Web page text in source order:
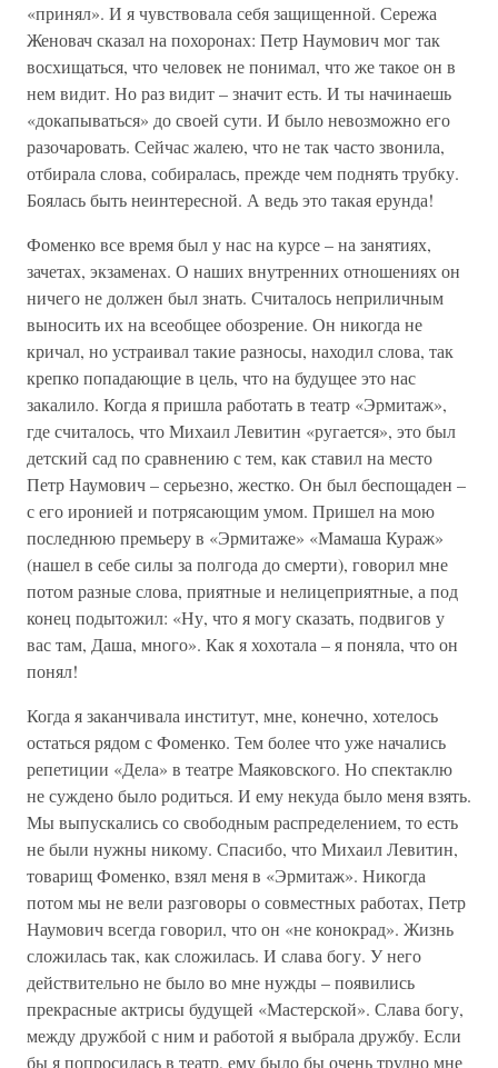
«принял». И я чувствовала себя защищенной. Сережа
Женовач сказал на похоронах: Петр Наумович мог так
восхищаться, что человек не понимал, что же такое он в
нем видит. Но раз видит – значит есть. И ты начинаешь
«докапываться» до своей сути. И было невозможно его
разочаровать. Сейчас жалею, что не так часто звонила,
отбирала слова, собиралась, прежде чем поднять трубку.
Боялась быть неинтересной. А ведь это такая ерунда!
Фоменко все время был у нас на курсе – на занятиях,
зачетах, экзаменах. О наших внутренних отношениях он
ничего не должен был знать. Считалось неприличным
выносить их на всеобщее обозрение. Он никогда не
кричал, но устраивал такие разносы, находил слова, так
крепко попадающие в цель, что на будущее это нас
закалило. Когда я пришла работать в театр «Эрмитаж»,
где считалось, что Михаил Левитин «ругается», это был
детский сад по сравнению с тем, как ставил на место
Петр Наумович – серьезно, жестко. Он был беспощаден –
с его иронией и потрясающим умом. Пришел на мою
последнюю премьеру в «Эрмитаже» «Мамаша Кураж»
(нашел в себе силы за полгода до смерти), говорил мне
потом разные слова, приятные и нелицеприятные, а под
конец подытожил: «Ну, что я могу сказать, подвигов у
вас там, Даша, много». Как я хохотала – я поняла, что он
понял!
Когда я заканчивала институт, мне, конечно, хотелось
остаться рядом с Фоменко. Тем более что уже начались
репетиции «Дела» в театре Маяковского. Но спектаклю
не суждено было родиться. И ему некуда было меня взять.
Мы выпускались со свободным распределением, то есть
не были нужны никому. Спасибо, что Михаил Левитин,
товарищ Фоменко, взял меня в «Эрмитаж». Никогда
потом мы не вели разговоры о совместных работах, Петр
Наумович всегда говорил, что он «не конокрад». Жизнь
сложилась так, как сложилась. И слава богу. У него
действительно не было во мне нужды – появились
прекрасные актрисы будущей «Мастерской». Слава богу,
между дружбой с ним и работой я выбрала дружбу. Если
бы я попросилась в театр, ему было бы очень трудно мне